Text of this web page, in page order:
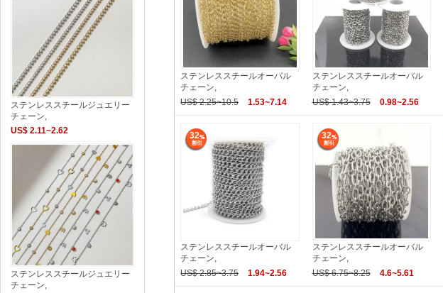
ステンレススチールオーバル
チェーン,
US$ 2.25~10.5
1.53~7.14
ステンレススチールオーバル
チェーン,
US$ 1.43~3.75
0.98~2.56
32
ステンレススチールオーバル
チェーン,
US$ 2.85~3.75
1.94~2.56
32
ステンレススチールオーバル
チェーン,
US$ 6.75~8.25
4.6~5.61
ステンレススチールジュエリー
チェーン,
US$ 2.11~2.62
ステンレススチールジュエリー
チェーン,